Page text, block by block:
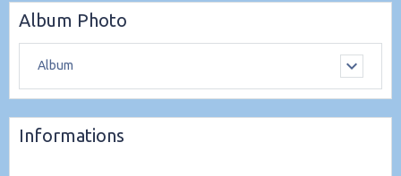
Album Photo
Album
Informations